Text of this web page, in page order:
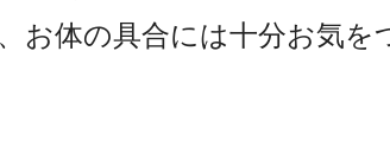
お体の具合には十分お気を